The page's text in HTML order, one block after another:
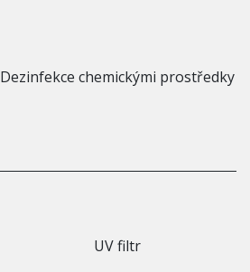
Dezinfekce chemickými prostředky
UV filtr